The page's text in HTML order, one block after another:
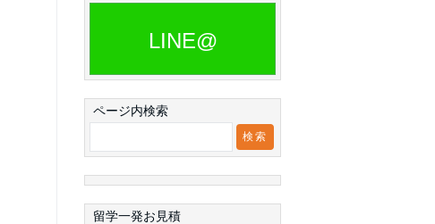
LINE@
ページ内検索
留学一発お見積